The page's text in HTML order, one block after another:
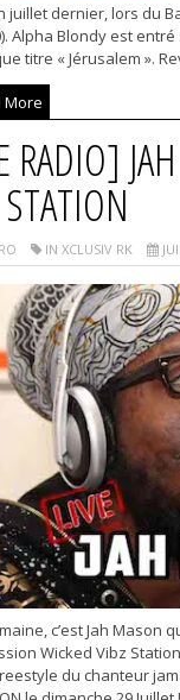
juillet dernier, lors du
Alpha Blondy est
titre « Jérusalem ».
More
RADIO]
IN XCLUSIV RK
c’est Jah Mason
Wicked Vibz
du chanteur